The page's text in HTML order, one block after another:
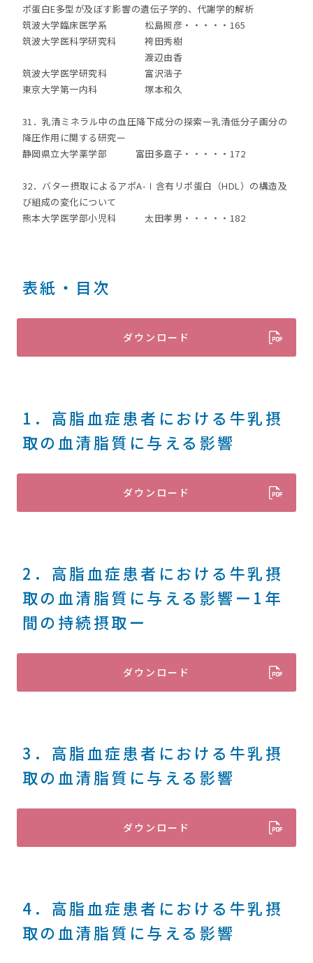
ポ蛋白E多型が及ぼす影響の遺伝子学的、代謝学的解析
筑波大学臨床医学系 松島照彦・・・・・165
筑波大学医科学研究科 袴田秀樹
渡辺由香
筑波大学医学研究科 富沢浩子
東京大学第一内科 塚本和久
31．乳清ミネラル中の血圧降下成分の探索ー乳清低分子画分の
降圧作用に関する研究ー
静岡県立大学薬学部 富田多嘉子・・・・・172
32．バター摂取によるアポA-Ⅰ含有リポ蛋白（HDL）の構造及
び組成の変化について
熊本大学医学部小児科 太田孝男・・・・・182
表紙・目次
ダウンロード
1．高脂血症患者における牛乳摂
取の血清脂質に与える影響
ダウンロード
2．高脂血症患者における牛乳摂
取の血清脂質に与える影響ー1年
間の持続摂取ー
ダウンロード
3．高脂血症患者における牛乳摂
取の血清脂質に与える影響
ダウンロード
4．高脂血症患者における牛乳摂
取の血清脂質に与える影響